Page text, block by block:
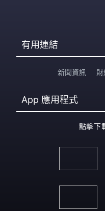
有用連結
新聞資訊
App 應用程式
點擊下